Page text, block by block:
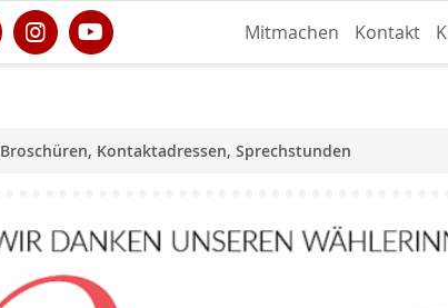
Mitmachen Kontakt
Broschüren, Kontaktadressen, Sprechstunden